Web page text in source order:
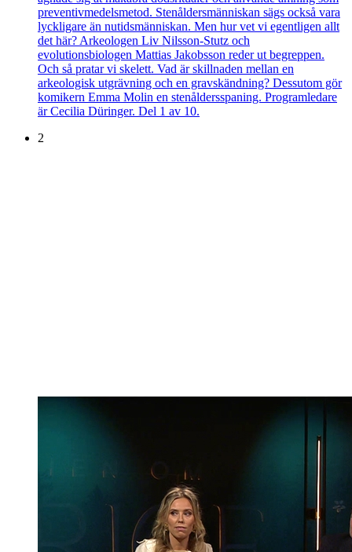
preventivmedelsmetod. Stenåldersmänniskan sägs också vara
lyckligare än nutidsmänniskan. Men hur vet vi egentligen allt
det här? Arkeologen Liv Nilsson-Stutz och
evolutionsbiologen Mattias Jakobsson reder ut begreppen.
Och så pratar vi skelett. Vad är skillnaden mellan en
arkeologisk utgrävning och en gravskändning? Dessutom gör
komikern Emma Molin en stenåldersspaning. Programledare
är Cecilia Düringer. Del 1 av 10.
2